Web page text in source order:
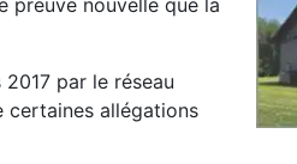
preuve nouvelle que la
par le réseau
certaines allégations